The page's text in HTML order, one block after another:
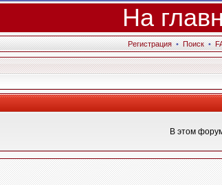
На
Регистрация • Поиск •
В этом